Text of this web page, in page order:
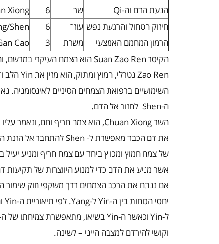
הנעת הדם וה-Qi שר 6
Xiong
חיזוק הטחול והרגעת נפש עוזר 6
Shen
הרמון המחמם האמצעי
משרת 3
Cao
הקיסר Suan Zao Ren הוא הצמח העיקרי במרשם,
Zao Ren נטרלי, חמוץ ומתוק, הוא מזין את Yinהלב
השימושיים ברפואת הצמחים הסיניים לאינסומניה.
ה-Shen לחזור אל הדם.
השרChuan Xiong, הוא צמח חריף וחם, ונאמר
את דם הכבד מאפשרת ל- Shen להתחבר אל הזנת
של צמח חמוץ ומכווץ ביחד עם צמח חריף ומניע
אשר מניע את הדם כדי למנוע היווצרות של תקיעות
אם ננתח את הרכב הצמחים דרך משקפי חוק שימור
יחסי הכוחות בין ה-Yinל-Yang. לפי תיאוריית ה-Yin
ל-Yin וכאשר ה-Yin בשיאו, מתאפשרת צמיחתו של
וקושי להירדם למצבה הייני – לשינה.